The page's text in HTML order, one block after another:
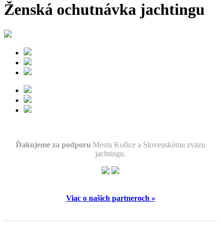
Ženská ochutnávka jachtingu
Ďakujeme za podporu Mestu Košice a Slovenskému zväzu
jachtingu.
Viac o našich partneroch »